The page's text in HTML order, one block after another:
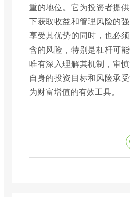
重的地位。它为投资者提
下获取收益和管理风险的
享受其优势的同时，也必
含的风险，特别是杠杆可能
唯有深入理解其机制，审
自身的投资目标和风险承
为财富增值的有效工具。